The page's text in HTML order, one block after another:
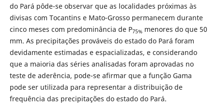
do Pará pôde-se observar que as localidades próximas às
divisas com Tocantins e Mato-Grosso permanecem durante
cinco meses com predominância de P75% menores do que 50
mm. As precipitações prováveis do estado do Pará foram
devidamente estimadas e espacializadas, e considerando
que a maioria das séries analisadas foram aprovadas no
teste de aderência, pode-se afirmar que a função Gama
pode ser utilizada para representar a distribuição de
frequência das precipitações do estado do Pará.